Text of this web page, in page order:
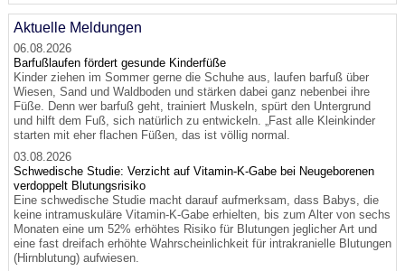
Aktuelle Meldungen
06.08.2026
Barfußlaufen fördert gesunde Kinderfüße
Kinder ziehen im Sommer gerne die Schuhe aus, laufen barfuß über
Wiesen, Sand und Waldboden und stärken dabei ganz nebenbei ihre
Füße. Denn wer barfuß geht, trainiert Muskeln, spürt den Untergrund
und hilft dem Fuß, sich natürlich zu entwickeln. „Fast alle Kleinkinder
starten mit eher flachen Füßen, das ist völlig normal.
03.08.2026
Schwedische Studie: Verzicht auf Vitamin-K-Gabe bei Neugeborenen
verdoppelt Blutungsrisiko
Eine schwedische Studie macht darauf aufmerksam, dass Babys, die
keine intramuskuläre Vitamin-K-Gabe erhielten, bis zum Alter von sechs
Monaten eine um 52% erhöhtes Risiko für Blutungen jeglicher Art und
eine fast dreifach erhöhte Wahrscheinlichkeit für intrakranielle Blutungen
(Hirnblutung) aufwiesen.